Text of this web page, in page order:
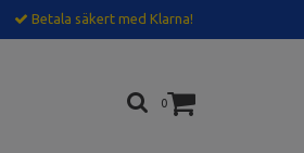
Betala säkert med Klarna!
0